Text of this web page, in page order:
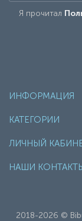
Я прочитал
ИНФОРМАЦИЯ
КАТЕГОРИИ
ЛИЧНЫЙ
НАШИ
2018-2026 ©